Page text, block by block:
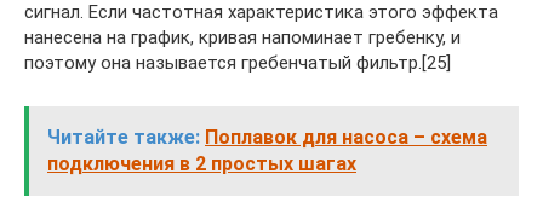
сигнал. Если частотная характеристика этого эффекта
нанесена на график, кривая напоминает гребенку, и
поэтому она называется гребенчатый фильтр.[25]
Читайте также: Поплавок для насоса – схема
подключения в 2 простых шагах